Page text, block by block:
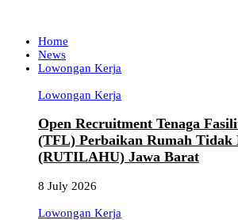
Home
News
Lowongan Kerja
Lowongan Kerja
Open Recruitment Tenaga
(TFL) Perbaikan Rumah Tidak
(RUTILAHU) Jawa Barat
8 July 2026
Lowongan Kerja